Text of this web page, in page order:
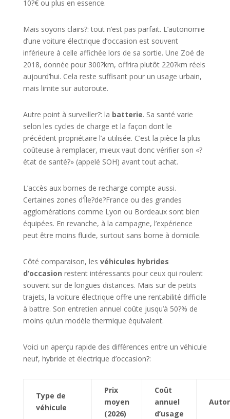
10?€ ou plus en essence.
Mais soyons clairs?: tout n’est pas parfait. L’autonomie
d’une voiture électrique d’occasion est souvent
inférieure à celle affichée lors de sa sortie. Une Zoé de
2018, donnée pour 300?km, offrira plutôt 220?km réels
aujourd’hui. Cela reste suffisant pour un usage urbain,
mais limite sur autoroute.
Autre point à surveiller?: la batterie. Sa santé varie
selon les cycles de charge et la façon dont le
précédent propriétaire l’a utilisée. C’est la pièce la plus
coûteuse à remplacer, mieux vaut donc vérifier son «?
état de santé?» (appelé SOH) avant tout achat.
L’accès aux bornes de recharge compte aussi.
Certaines zones d’Île?de?France ou des grandes
agglomérations comme Lyon ou Bordeaux sont bien
équipées. En revanche, à la campagne, l’expérience
peut être moins fluide, surtout sans borne à domicile.
Côté comparaison, les véhicules hybrides
d’occasion restent intéressants pour ceux qui roulent
souvent sur de longues distances. Mais sur de petits
trajets, la voiture électrique offre une rentabilité difficile
à battre. Son entretien annuel coûte jusqu’à 50?% de
moins qu’un modèle thermique équivalent.
Voici un aperçu rapide des différences entre un véhicule
neuf, hybride et électrique d’occasion?:
Type de
véhicule
Prix
moyen
(2026)
Coût
annuel
d’usage